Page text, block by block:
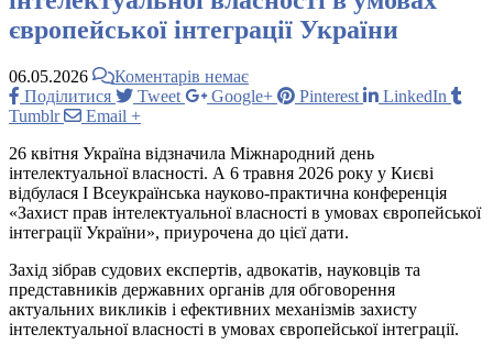
європейської інтеграції України
06.05.2026
Коментарів немає
Поділитися
Tweet Google+ Pinterest
LinkedIn
Tumblr
Email +
26 квітня Україна відзначила Міжнародний день
інтелектуальної власності. А 6 травня 2026 року у Києві
відбулася І Всеукраїнська науково-практична конференція
«Захист прав інтелектуальної власності в умовах європейської
інтеграції України», приурочена до цієї дати.
Захід зібрав судових експертів, адвокатів, науковців та
представників державних органів для обговорення
актуальних викликів і ефективних механізмів захисту
інтелектуальної власності в умовах європейської інтеграції.